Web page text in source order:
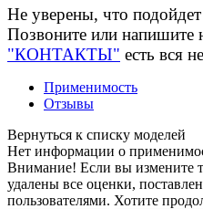
Не уверены, что
Позвоните или напишите
"КОНТАКТЫ" есть вся
Применимость
Отзывы
Нет информации о
Внимание! Если вы измените
удалены все оценки,
пользователями. Хотите